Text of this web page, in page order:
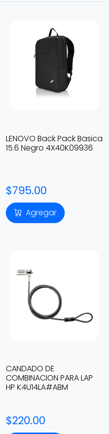
LENOVO Back Pack Basica
15.6 Negro 4X40K09936
$795.00
Agregar
CANDADO DE
COMBINACION PARA LAP
HP K4U14LA#ABM
$220.00